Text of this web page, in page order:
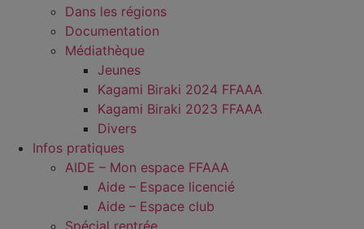
Dans les régions
Documentation
Médiathèque
Jeunes
Kagami Biraki 2024 FFAAA
Kagami Biraki 2023 FFAAA
Divers
Infos pratiques
AIDE – Mon espace FFAAA
Aide – Espace licencié
Aide – Espace club
Spécial rentrée